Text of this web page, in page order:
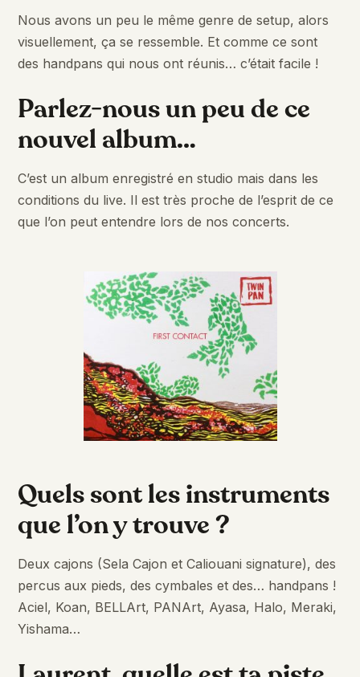
Nous avons un peu le même genre de setup, alors
visuellement, ça se ressemble. Et comme ce sont
des handpans qui nous ont réunis… c’était facile !
Parlez-nous un peu de ce
nouvel album…
C’est un album enregistré en studio mais dans les
conditions du live. Il est très proche de l’esprit de ce
que l’on peut entendre lors de nos concerts.
Quels sont les instruments
que l’on y trouve ?
Deux cajons (Sela Cajon et Caliouani signature), des
percus aux pieds, des cymbales et des… handpans !
Aciel, Koan, BELLArt, PANArt, Ayasa, Halo, Meraki,
Yishama…